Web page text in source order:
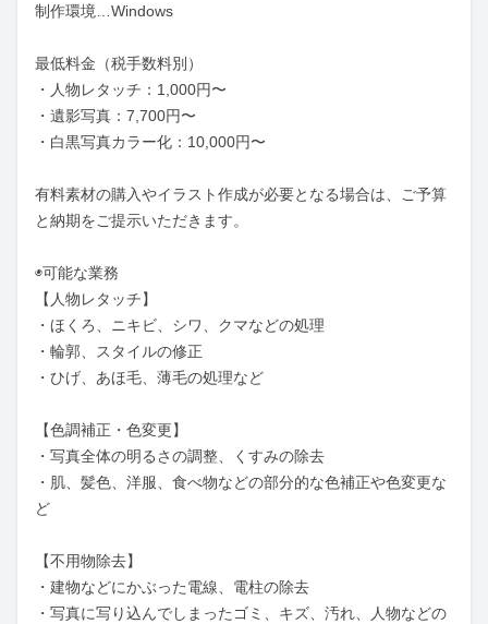
制作環境…Windows
最低料金（税手数料別）
・人物レタッチ：1,000円〜
・遺影写真：7,700円〜
・白黒写真カラー化：10,000円〜
有料素材の購入やイラスト作成が必要となる場合は、ご予算
と納期をご提示いただきます。
◉可能な業務
【人物レタッチ】
・ほくろ、ニキビ、シワ、クマなどの処理
・輪郭、スタイルの修正
・ひげ、あほ毛、薄毛の処理など
【色調補正・色変更】
・写真全体の明るさの調整、くすみの除去
・肌、髪色、洋服、食べ物などの部分的な色補正や色変更な
ど
【不用物除去】
・建物などにかぶった電線、電柱の除去
・写真に写り込んでしまったゴミ、キズ、汚れ、人物などの